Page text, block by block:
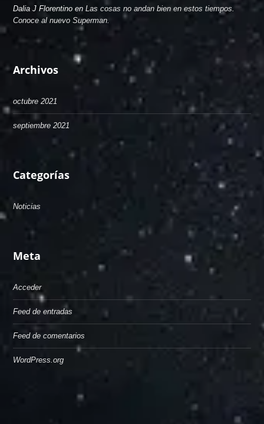
Dalia J Florentino enLas cosas no andan bien en estos tiempos.
Conoce al nuevo Superman.
Archivos
octubre 2021
septiembre 2021
Categorías
Noticias
Meta
Acceder
Feed de entradas
Feed de comentarios
WordPress.org